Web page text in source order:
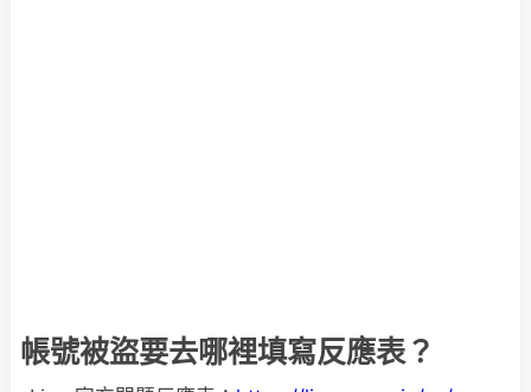
帳號被盜要去哪裡填寫反應表？